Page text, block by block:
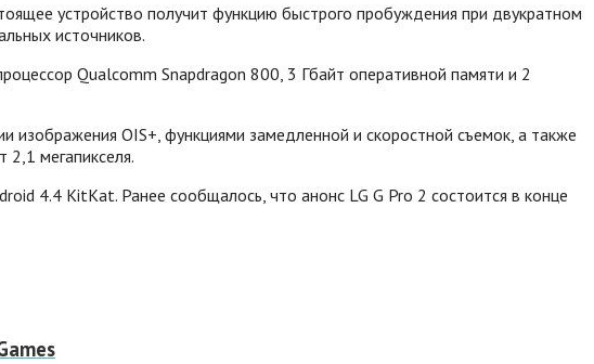
устройство получит функцию быстрого пробуждения при двукратном
источников.
Qualcomm Snapdragon 800, 3 Гбайт оперативной памяти и 2
изображения OIS+, функциями замедленной и скоростной съемок, а также
мегапикселя.
4.4 KitKat. Ранее сообщалось, что анонс LG G Pro 2 состоится в конце